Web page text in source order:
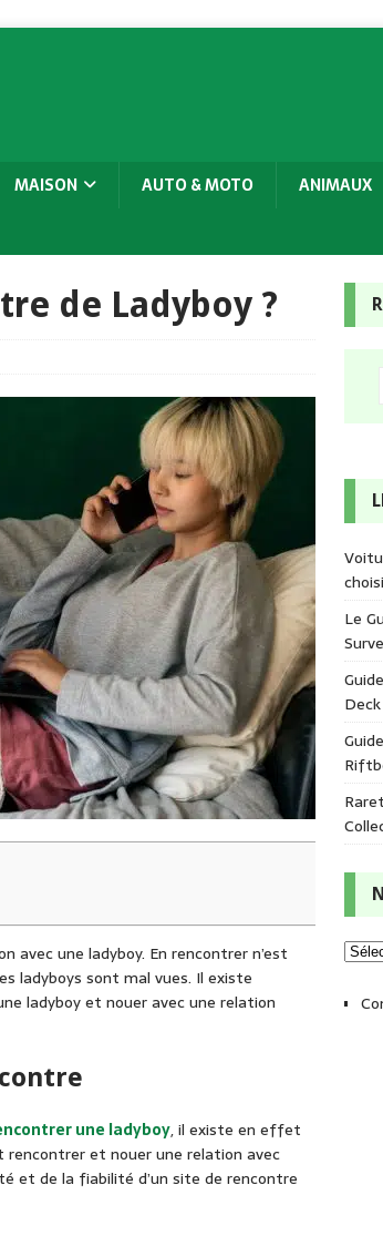
MAISON AUTO & MOTO ANIMAUX
de Ladyboy ?
avec une ladyboy. En rencontrer n’est
ladyboys sont mal vues. Il existe
ladyboy et nouer avec une relation
une ladyboy, il existe en effet
rencontrer et nouer une relation avec
et de la fiabilité d’un site de rencontre
Le